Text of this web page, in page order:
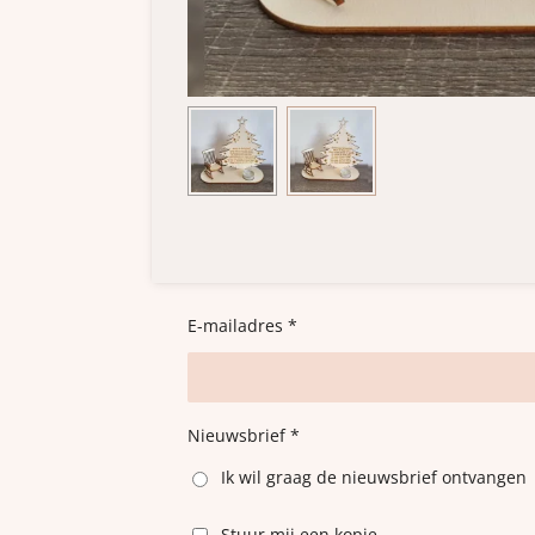
E-mailadres *
Nieuwsbrief *
Ik wil graag de nieuwsbrief ontvangen